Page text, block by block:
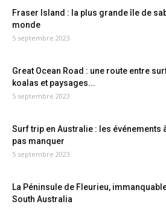
Fraser Island : la plus grande île de
monde
5 septembre 2023
Great Ocean Road : une route entre
koalas et paysages...
5 septembre 2023
Surf trip en Australie : les événements
pas manquer
5 septembre 2023
La Péninsule de Fleurieu,
South Australia